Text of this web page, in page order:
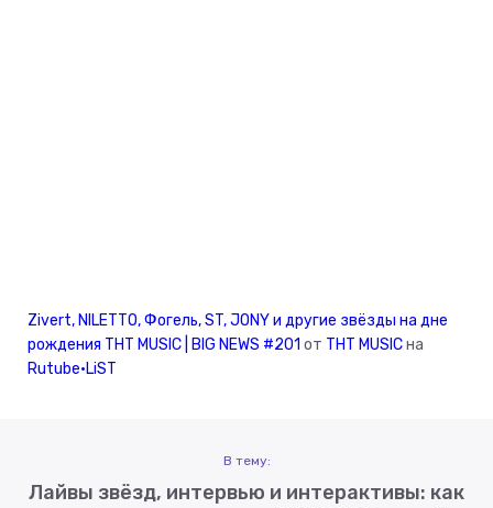
Zivert, NILETTO, Фогель, ST, JONY и другие звёзды на дне
рождения ТНТ MUSIC | BIG NEWS #201 от ТНТ MUSICна
Rutube•LiST
В тему:
Лайвы звёзд, интервью и интерактивы: как